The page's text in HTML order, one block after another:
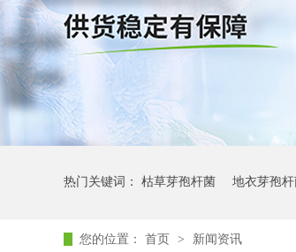
热门关键词： 枯草芽孢杆菌 地衣芽孢
您的位置： 首页 > 新闻资讯